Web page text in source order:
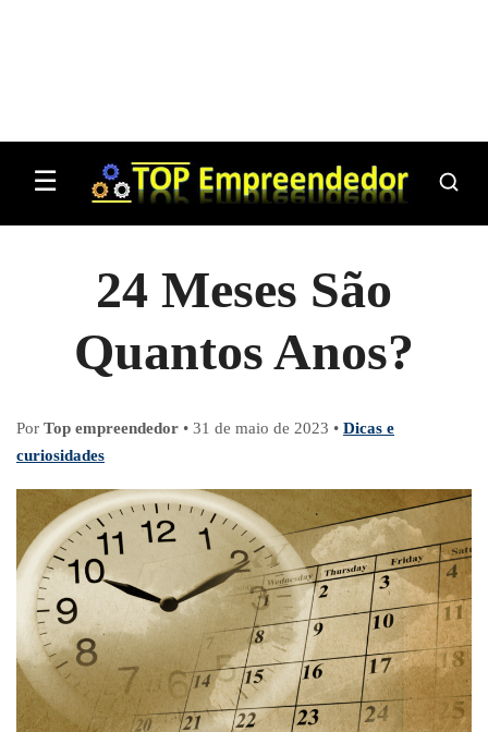
☰
24 Meses São
Quantos Anos?
Por Top empreendedor • 31 de maio de 2023 • Dicas e
curiosidades